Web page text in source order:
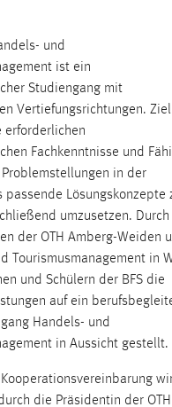
und
ist ein
Studiengang mit
Vertiefungsrichtungen.
erforderlichen
Fachkenntnisse und
in der
passende Lösungskonzepte
umzusetzen.
der OTH Amberg-Weiden
Tourismusmanagement in
und Schülern der BFS die
auf ein
Handels- und
in Aussicht gestellt.
die Präsidentin der OTH
Seitenauslieferung wird in diesem
eingeloggt ist.